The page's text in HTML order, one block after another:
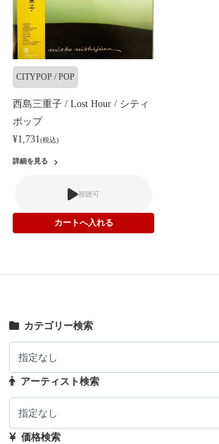
CITYPOP / POP
西島三重子 / Lost Hour / シティ
ポップ
¥1,731(税込)
詳細を見る
視聴可
カテゴリー検索
アーティスト検索
価格検索